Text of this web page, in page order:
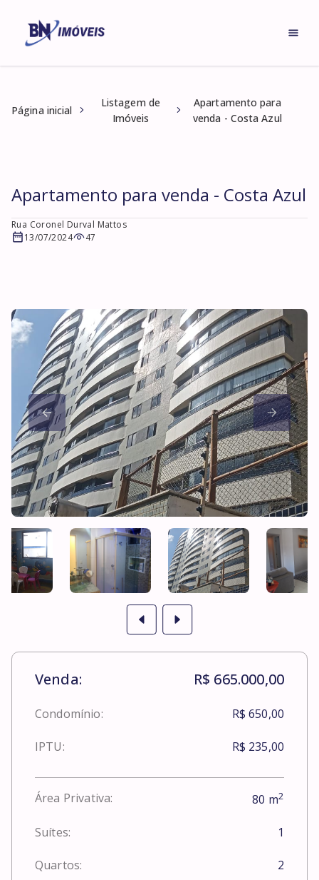
Página inicial
Listagem de
Imóveis
Apartamento para
venda - Costa Azul
Apartamento para venda - Costa Azul
Rua Coronel Durval Mattos
13/07/2024
47
Venda: R$ 665.000,00
Condomínio: R$ 650,00
IPTU: R$ 235,00
Área Privativa: 80 m2
Suítes: 1
Quartos: 2